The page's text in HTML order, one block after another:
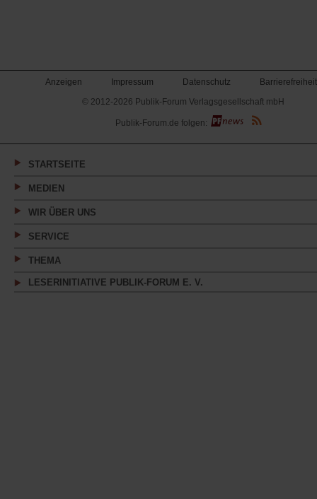
Anzeigen Impressum Datenschutz
Barrierefreiheit
© 2012-2026 Publik-Forum Verlagsgesellschaft mbH
(Öffnet
in
neuen
Publik-Forum.de folgen:
STARTSEITE
MEDIEN
WIR ÜBER UNS
SERVICE
THEMA
LESERINITIATIVE PUBLIK-FORUM E. V.